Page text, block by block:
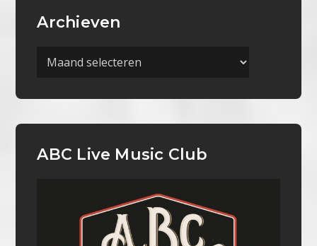
Archieven
Archieven
ABC Live Music Club